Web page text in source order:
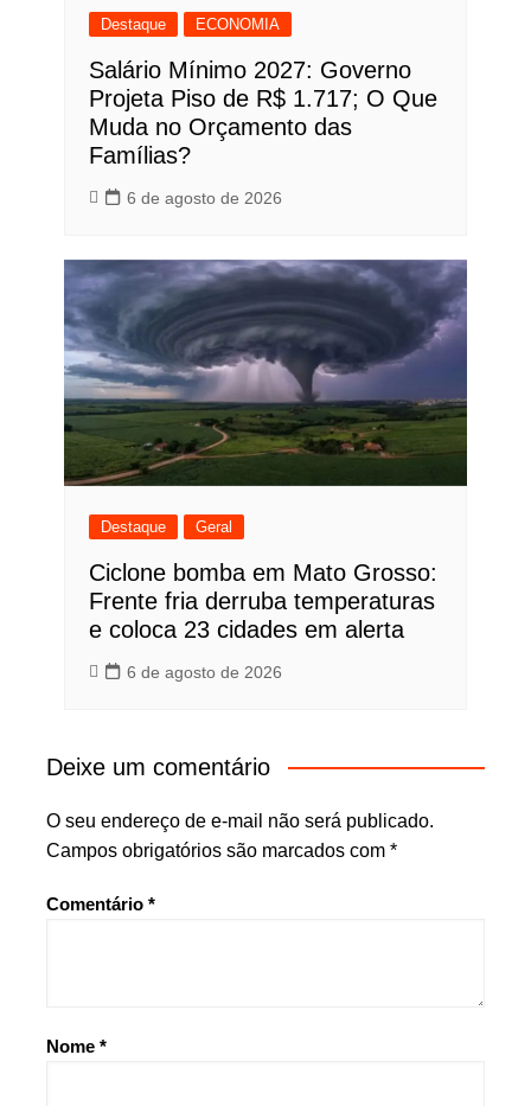
Destaque ECONOMIA
Salário Mínimo 2027: Governo
Projeta Piso de R$ 1.717; O Que
Muda no Orçamento das
Famílias?
6 de agosto de 2026
Destaque Geral
Ciclone bomba em Mato Grosso:
Frente fria derruba temperaturas
e coloca 23 cidades em alerta
6 de agosto de 2026
Deixe um comentário
O seu endereço de e-mail não será publicado.
Campos obrigatórios são marcados com *
Comentário *
Nome *